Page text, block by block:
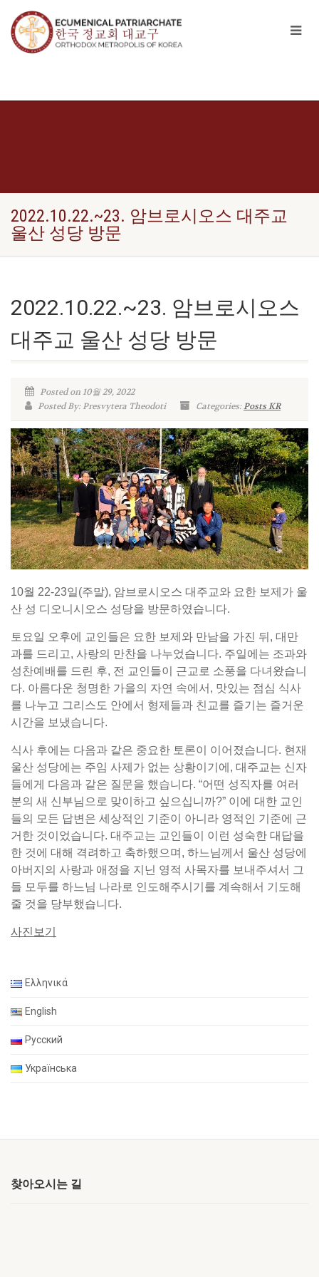
2022.10.22.~23. 암브로시오스 대주교
울산 성당 방문
2022.10.22.~23. 암브로시오스
대주교 울산 성당 방문
Posted on 10월 29, 2022
Posted By: Presvytera Theodoti
Categories:Posts KR
10월 22-23일(주말), 암브로시오스 대주교와 요한 보제가 울
산 성 디오니시오스 성당을 방문하였습니다.
토요일 오후에 교인들은 요한 보제와 만남을 가진 뒤, 대만
과를 드리고, 사랑의 만찬을 나누었습니다. 주일에는 조과와
성찬예배를 드린 후, 전 교인들이 근교로 소풍을 다녀왔습니
다. 아름다운 청명한 가을의 자연 속에서, 맛있는 점심 식사
를 나누고 그리스도 안에서 형제들과 친교를 즐기는 즐거운
시간을 보냈습니다.
식사 후에는 다음과 같은 중요한 토론이 이어졌습니다. 현재
울산 성당에는 주임 사제가 없는 상황이기에, 대주교는 신자
들에게 다음과 같은 질문을 했습니다. “어떤 성직자를 여러
분의 새 신부님으로 맞이하고 싶으십니까?” 이에 대한 교인
들의 모든 답변은 세상적인 기준이 아니라 영적인 기준에 근
거한 것이었습니다. 대주교는 교인들이 이런 성숙한 대답을
한 것에 대해 격려하고 축하했으며, 하느님께서 울산 성당에
아버지의 사랑과 애정을 지닌 영적 사목자를 보내주셔서 그
들 모두를 하느님 나라로 인도해주시기를 계속해서 기도해
줄 것을 당부했습니다.
사진보기
Ελληνικά
English
Русский
Українська
찾아오시는 길